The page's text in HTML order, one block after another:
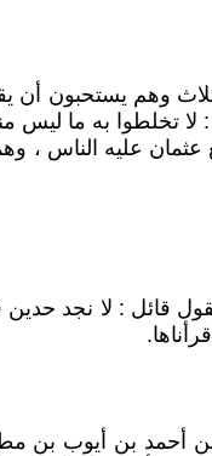
وهم يستحبون أن
تخلطوا به ما ليس
عليه الناس ،
قائل : لا نجد
أبو القاسم، سليمان بن